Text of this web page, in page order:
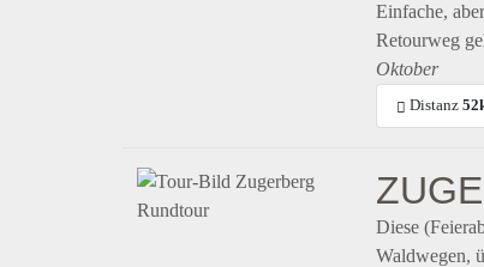
Einfache,
Retourweg
Oktober
Distanz
Diese
Waldwegen,